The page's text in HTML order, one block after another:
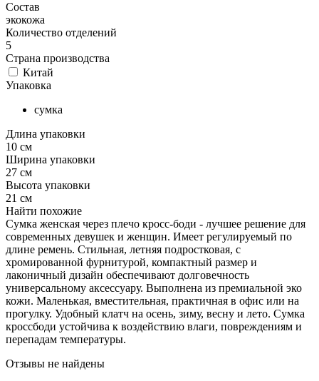
Состав
экокожа
Количество отделений
5
Страна производства
Китай
Упаковка
сумка
Длина упаковки
10 см
Ширина упаковки
27 см
Высота упаковки
21 см
Найти похожие
Сумка женская через плечо кросс-боди - лучшее решение для
современных девушек и женщин. Имеет регулируемый по
длине ремень. Стильная, летняя подростковая, с
хромированной фурнитурой, компактный размер и
лаконичный дизайн обеспечивают долговечность
универсальному аксессуару. Выполнена из премиальной эко
кожи. Маленькая, вместительная, практичная в офис или на
прогулку. Удобный клатч на осень, зиму, весну и лето. Сумка
кроссбоди устойчива к воздействию влаги, повреждениям и
перепадам температуры.
Отзывы не найдены